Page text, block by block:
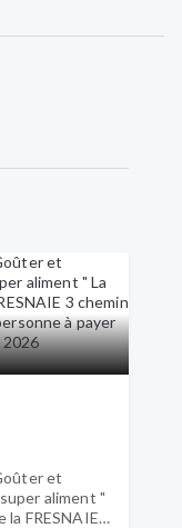
et
aliment "
la FRESNAIE